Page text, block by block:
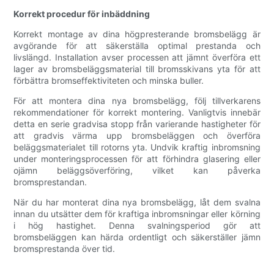
Korrekt procedur för inbäddning
Korrekt montage av dina högpresterande bromsbelägg är
avgörande för att säkerställa optimal prestanda och
livslängd. Installation avser processen att jämnt överföra ett
lager av bromsbeläggsmaterial till bromsskivans yta för att
förbättra bromseffektiviteten och minska buller.
För att montera dina nya bromsbelägg, följ tillverkarens
rekommendationer för korrekt montering. Vanligtvis innebär
detta en serie gradvisa stopp från varierande hastigheter för
att gradvis värma upp bromsbeläggen och överföra
beläggsmaterialet till rotorns yta. Undvik kraftig inbromsning
under monteringsprocessen för att förhindra glasering eller
ojämn beläggsöverföring, vilket kan påverka
bromsprestandan.
När du har monterat dina nya bromsbelägg, låt dem svalna
innan du utsätter dem för kraftiga inbromsningar eller körning
i hög hastighet. Denna svalningsperiod gör att
bromsbeläggen kan härda ordentligt och säkerställer jämn
bromsprestanda över tid.